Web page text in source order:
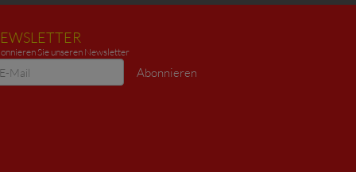
Sie unseren Newsletter
Abonnieren